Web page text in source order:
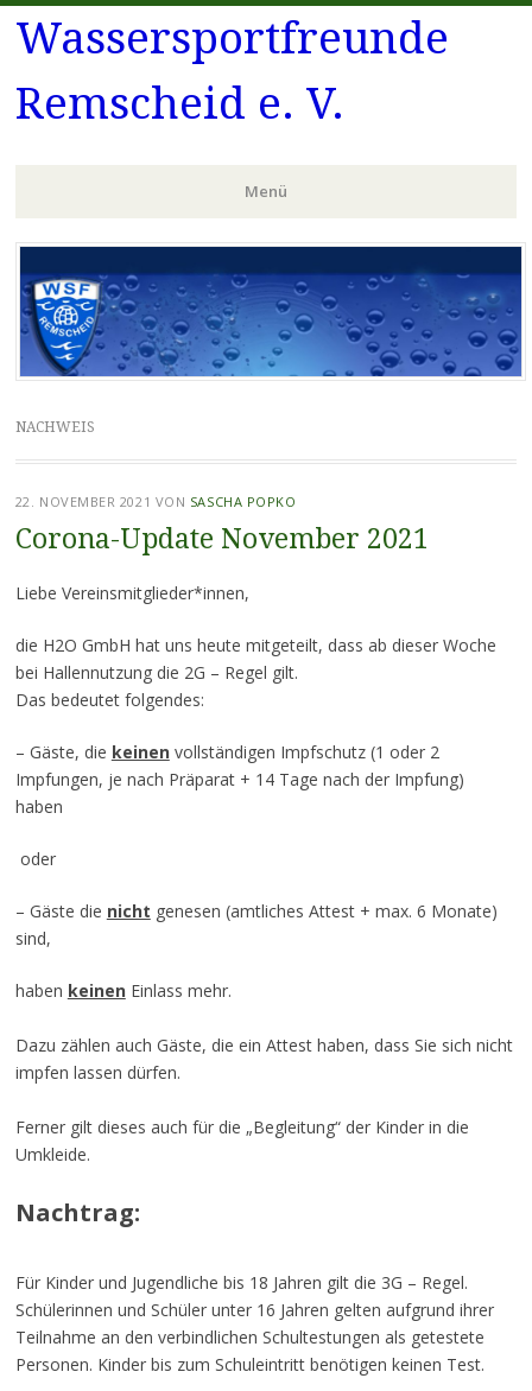
Wassersportfreunde
Remscheid e. V.
Menü
Zum
Inhalt
springen
NACHWEIS
22. NOVEMBER 2021 VON SASCHA POPKO
Corona-Update November 2021
Liebe Vereinsmitglieder*innen,
die H2O GmbH hat uns heute mitgeteilt, dass ab dieser Woche
bei Hallennutzung die 2G – Regel gilt.
Das bedeutet folgendes:
– Gäste, die keinenvollständigen Impfschutz (1 oder 2
Impfungen, je nach Präparat + 14 Tage nach der Impfung)
haben
oder
– Gäste die nicht genesen (amtliches Attest + max. 6 Monate)
sind,
haben keinenEinlass mehr.
Dazu zählen auch Gäste, die ein Attest haben, dass Sie sich nicht
impfen lassen dürfen.
Ferner gilt dieses auch für die „Begleitung“ der Kinder in die
Umkleide.
Nachtrag:
Für Kinder und Jugendliche bis 18 Jahren gilt die 3G – Regel.
Schülerinnen und Schüler unter 16 Jahren gelten aufgrund ihrer
Teilnahme an den verbindlichen Schultestungen als getestete
Personen. Kinder bis zum Schuleintritt benötigen keinen Test.